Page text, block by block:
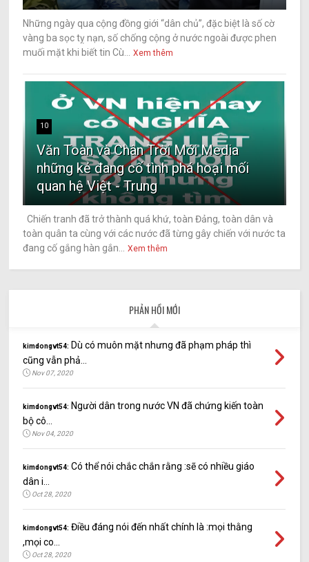
Những ngày qua cộng đồng giới “dân chủ”, đặc biệt là số cờ
vàng ba sọc tỵ nạn, số chống cộng ở nước ngoài được phen
muối mặt khi biết tin Cù...
Xem thêm
10
Văn Toàn và Chân Trời Mới Media
những kẻ đang cố tình phá hoại mối
quan hệ Việt - Trung
Chiến tranh đã trở thành quá khứ, toàn Đảng, toàn dân và
toàn quân ta cùng với các nước đã từng gây chiến với nước ta
đang cố gắng hàn gắn...
Xem thêm
PHẢN HỒI MỚI
kimdongvt54: Dù có muôn mặt nhưng đã phạm pháp thì
cũng vẫn phả...
Nov 07, 2020
kimdongvt54: Người dân trong nước VN đã chứng kiến toàn
bộ cô...
Nov 04, 2020
kimdongvt54: Có thể nói chắc chắn rằng :sẽ có nhiều giáo
dân i...
Oct 28, 2020
kimdongvt54: Điều đáng nói đến nhất chính là :mọi thằng
,mọi co...
Oct 28, 2020